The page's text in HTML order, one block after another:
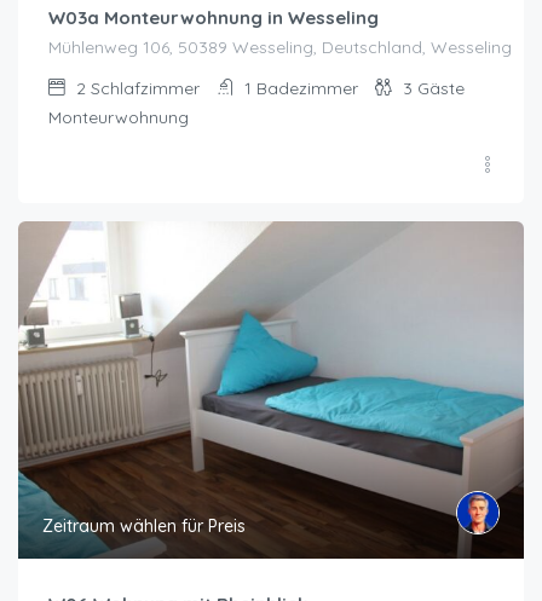
W03a Monteurwohnung in Wesseling
Mühlenweg 106, 50389 Wesseling, Deutschland, Wesseling
2 Schlafzimmer 1 Badezimmer 3 Gäste
Monteurwohnung
Zeitraum wählen für Preis